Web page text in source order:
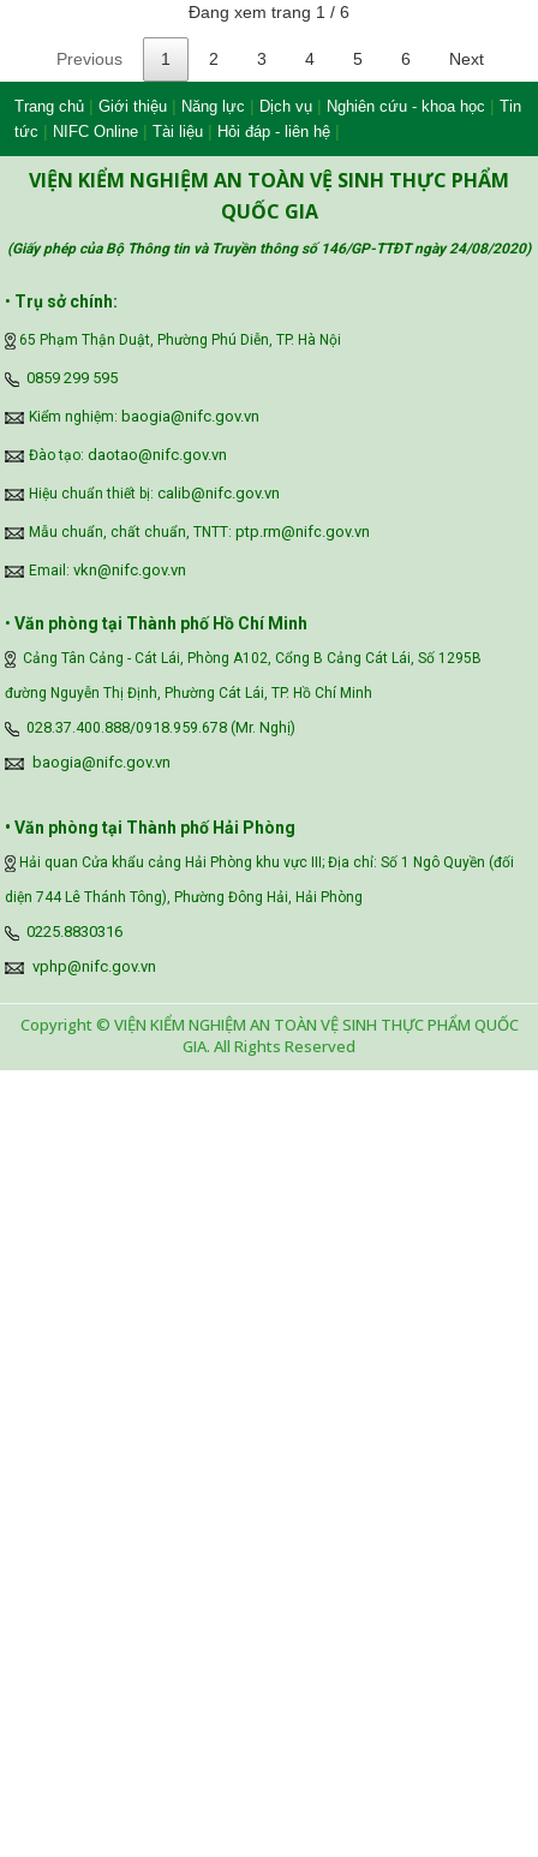
Đang xem trang 1 / 6
Previous 1 2 3 4 5 6 Next
Trang chủ | Giới thiệu | Năng lực | Dịch vụ | Nghiên cứu - khoa học | Tin
tức | NIFC Online | Tài liệu | Hỏi đáp - liên hệ |
VIỆN KIỂM NGHIỆM AN TOÀN VỆ SINH THỰC PHẨM
QUỐC GIA
(Giấy phép của Bộ Thông tin và Truyền thông số 146/GP-TTĐT ngày 24/08/2020)
• Trụ sở chính:
65 Phạm Thận Duật, Phường Phú Diễn, TP. Hà Nội
‪0859 299 595‬
Kiểm nghiệm: baogia@nifc.gov.vn
Đào tạo: daotao@nifc.gov.vn
Hiệu chuẩn thiết bị: calib@nifc.gov.vn
Mẫu chuẩn, chất chuẩn, TNTT: ptp.rm@nifc.gov.vn
Email: vkn@nifc.gov.vn
• Văn phòng tại Thành phố Hồ Chí Minh
Cảng Tân Cảng - Cát Lái, Phòng A102, Cổng B Cảng Cát Lái, Số 1295B
đường Nguyễn Thị Định, Phường Cát Lái, TP. Hồ Chí Minh
028.37.400.888/0918.959.678 (Mr. Nghị)
baogia@nifc.gov.vn
• Văn phòng tại Thành phố Hải Phòng
Hải quan Cửa khẩu cảng Hải Phòng khu vực III; Địa chỉ: Số 1 Ngô Quyền (đối
diện 744 Lê Thánh Tông), Phường Đông Hải, Hải Phòng
0225.8830316
vphp@nifc.gov.vn
Copyright © VIỆN KIỂM NGHIỆM AN TOÀN VỆ SINH THỰC PHẨM QUỐC
GIA. All Rights Reserved